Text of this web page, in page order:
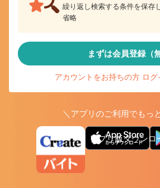
繰り返し検索する条件を保存
省略
まずは会員登録（
アカウントをお持ちの方 ログ
＼アプリのご利用でもっ
アプリ版ダウンロ